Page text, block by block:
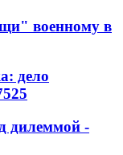
военному в
дело
дилеммой -